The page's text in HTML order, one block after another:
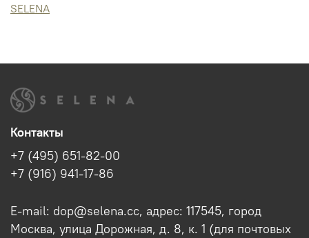
SELENA
Контакты
+7 (495) 651-82-00
+7 (916) 941-17-86
E-mail: dop@selena.cc, адрес: 117545, город
Москва, улица Дорожная, д. 8, к. 1 (для почтовых